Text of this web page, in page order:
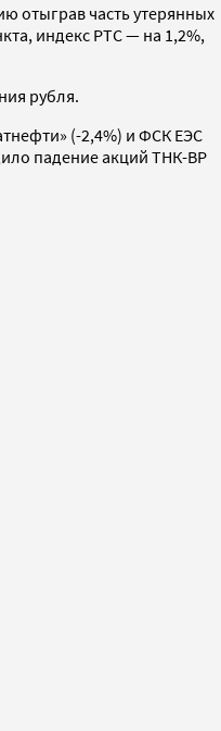
отыграв часть утерянных
индекс РТС — на 1,2%,
рубля.
(-2,4%) и ФСК ЕЭС
падение акций ТНК-BP